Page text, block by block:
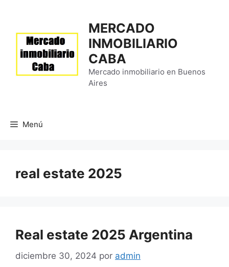
contenido
MERCADO
INMOBILIARIO
CABA
Mercado inmobiliario en Buenos
Aires
Menú
real estate 2025
Real estate 2025 Argentina
diciembre 30, 2024 por admin